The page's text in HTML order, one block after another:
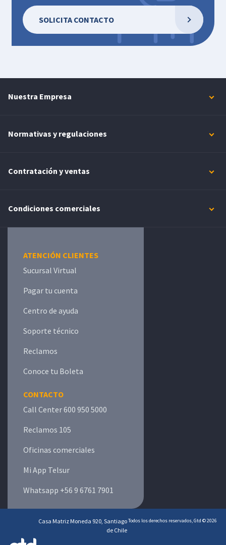
SOLICITA CONTACTO
Nuestra Empresa
Normativas y regulaciones
Contratación y ventas
Condiciones comerciales
ATENCIÓN CLIENTES
Sucursal Virtual
Pagar tu cuenta
Centro de ayuda
Soporte técnico
Reclamos
Conoce tu Boleta
CONTACTO
Call Center 600 950 5000
Reclamos 105
Oficinas comerciales
Mi App Telsur
Whatsapp +56 9 6761 7901
Casa Matriz Moneda 920, Santiago
de Chile
Todos los derechos reservados, Gtd © 2026